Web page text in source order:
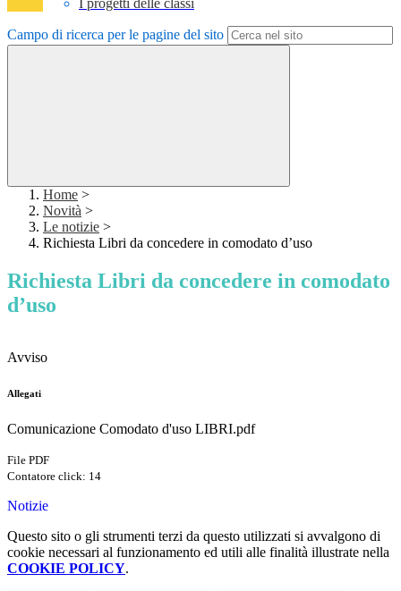
I progetti delle classi
Campo di ricerca per le pagine del sito
Home >
Novità >
Le notizie >
Richiesta Libri da concedere in comodato d’uso
Richiesta Libri da concedere in comodato
d’uso
Avviso
Allegati
Comunicazione Comodato d'uso LIBRI.pdf
File PDF
Contatore click: 14
Notizie
Questo sito o gli strumenti terzi da questo utilizzati si avvalgono di
cookie necessari al funzionamento ed utili alle finalità illustrate nella
COOKIE POLICY.